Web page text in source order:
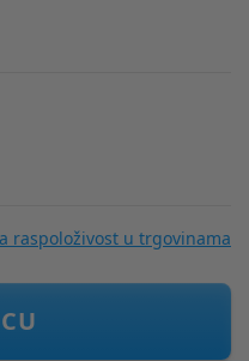
raspoloživost u trgovinama
M Plava 98